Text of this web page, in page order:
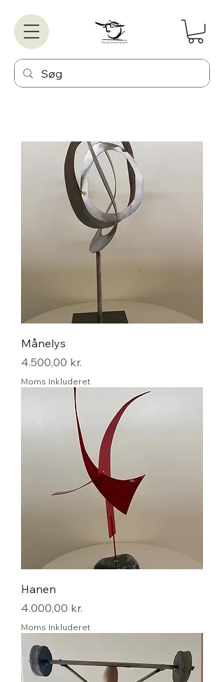
Månelys
Pris
4.500,00 kr.
Moms Inkluderet
Hanen
Pris
4.000,00 kr.
Moms Inkluderet